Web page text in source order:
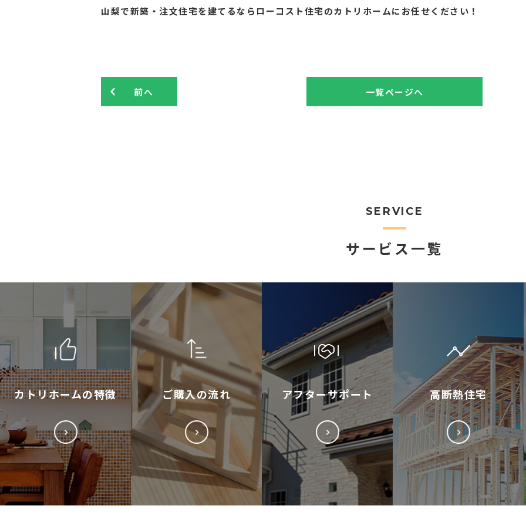
山梨で新築・注文住宅を建てるならローコスト住宅のカトリホームにお任せください！
前へ 一覧ページへ
SERVICE
サービス一覧
カトリホームの特徴 ご購入の流れ アフターサポート 高断熱住宅